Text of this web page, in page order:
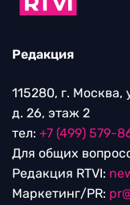
Редакция
115280, г. Москва,
д. 26, этаж 2
тел: +7 (499) 579-
Для общих
Редакция RTVI:
Маркетинг/PR: